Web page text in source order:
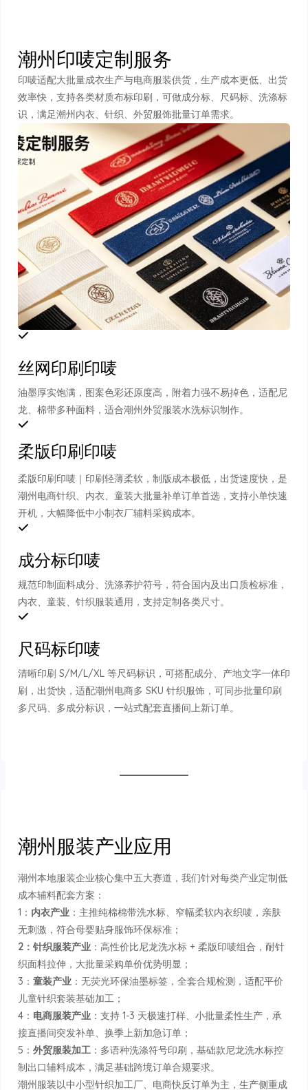
潮州印唛定制服务
印唛适配大批量成衣生产与电商服装供货，生产成本更低、出货
效率快，支持各类材质布标印刷，可做成分标、尺码标、洗涤标
识，满足潮州内衣、针织、外贸服饰批量订单需求。
丝网印刷印唛
油墨厚实饱满，图案色彩还原度高，附着力强不易掉色，适配尼
龙、棉带多种面料，适合潮州外贸服装水洗标识制作。
柔版印刷印唛
柔版印刷印唛｜印刷轻薄柔软，制版成本极低，出货速度快，是
潮州电商针织、内衣、童装大批量补单订单首选，支持小单快速
开机，大幅降低中小制衣厂辅料采购成本。
成分标印唛
规范印制面料成分、洗涤养护符号，符合国内及出口质检标准，
内衣、童装、针织服装通用，支持定制各类尺寸。
尺码标印唛
清晰印刷 S/M/L/XL 等尺码标识，可搭配成分、产地文字一体印
刷，出货快，适配潮州电商多 SKU 针织服饰，可同步批量印刷
多尺码、多成分标识，一站式配套直播间上新订单。
潮州服装产业应用
潮州本地服装企业核心集中五大赛道，我们针对每类产业定制低
成本辅料配套方案：
1： 内衣产业：主推纯棉棉带洗水标、窄幅柔软内衣织唛，亲肤
无刺激，符合母婴贴身服饰环保标准；
2：针织服装产业：高性价比尼龙洗水标 + 柔版印唛组合，耐针
织面料拉伸，大批量采购单价优势明显；
3： 童装产业：无荧光环保油墨标签，全套合规检测，适配平价
儿童针织套装基础加工；
4： 电商服装产业：支持 1-3 天极速打样、小批量柔性生产，承
接直播间突发补单、换季上新加急订单；
5： 外贸服装加工：多语种洗涤符号印刷，基础款尼龙洗水标控
制出口辅料成本，满足基础跨境订单合规要求。
潮州服装以中小型针织加工厂、电商快反订单为主，生产侧重成